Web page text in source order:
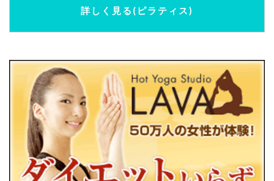
詳しく見る(ピラティス)